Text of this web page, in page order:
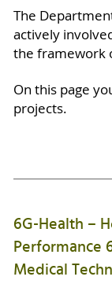
The
actively
the framework
On this page
projects.
6G-Health –
Performance
Medical